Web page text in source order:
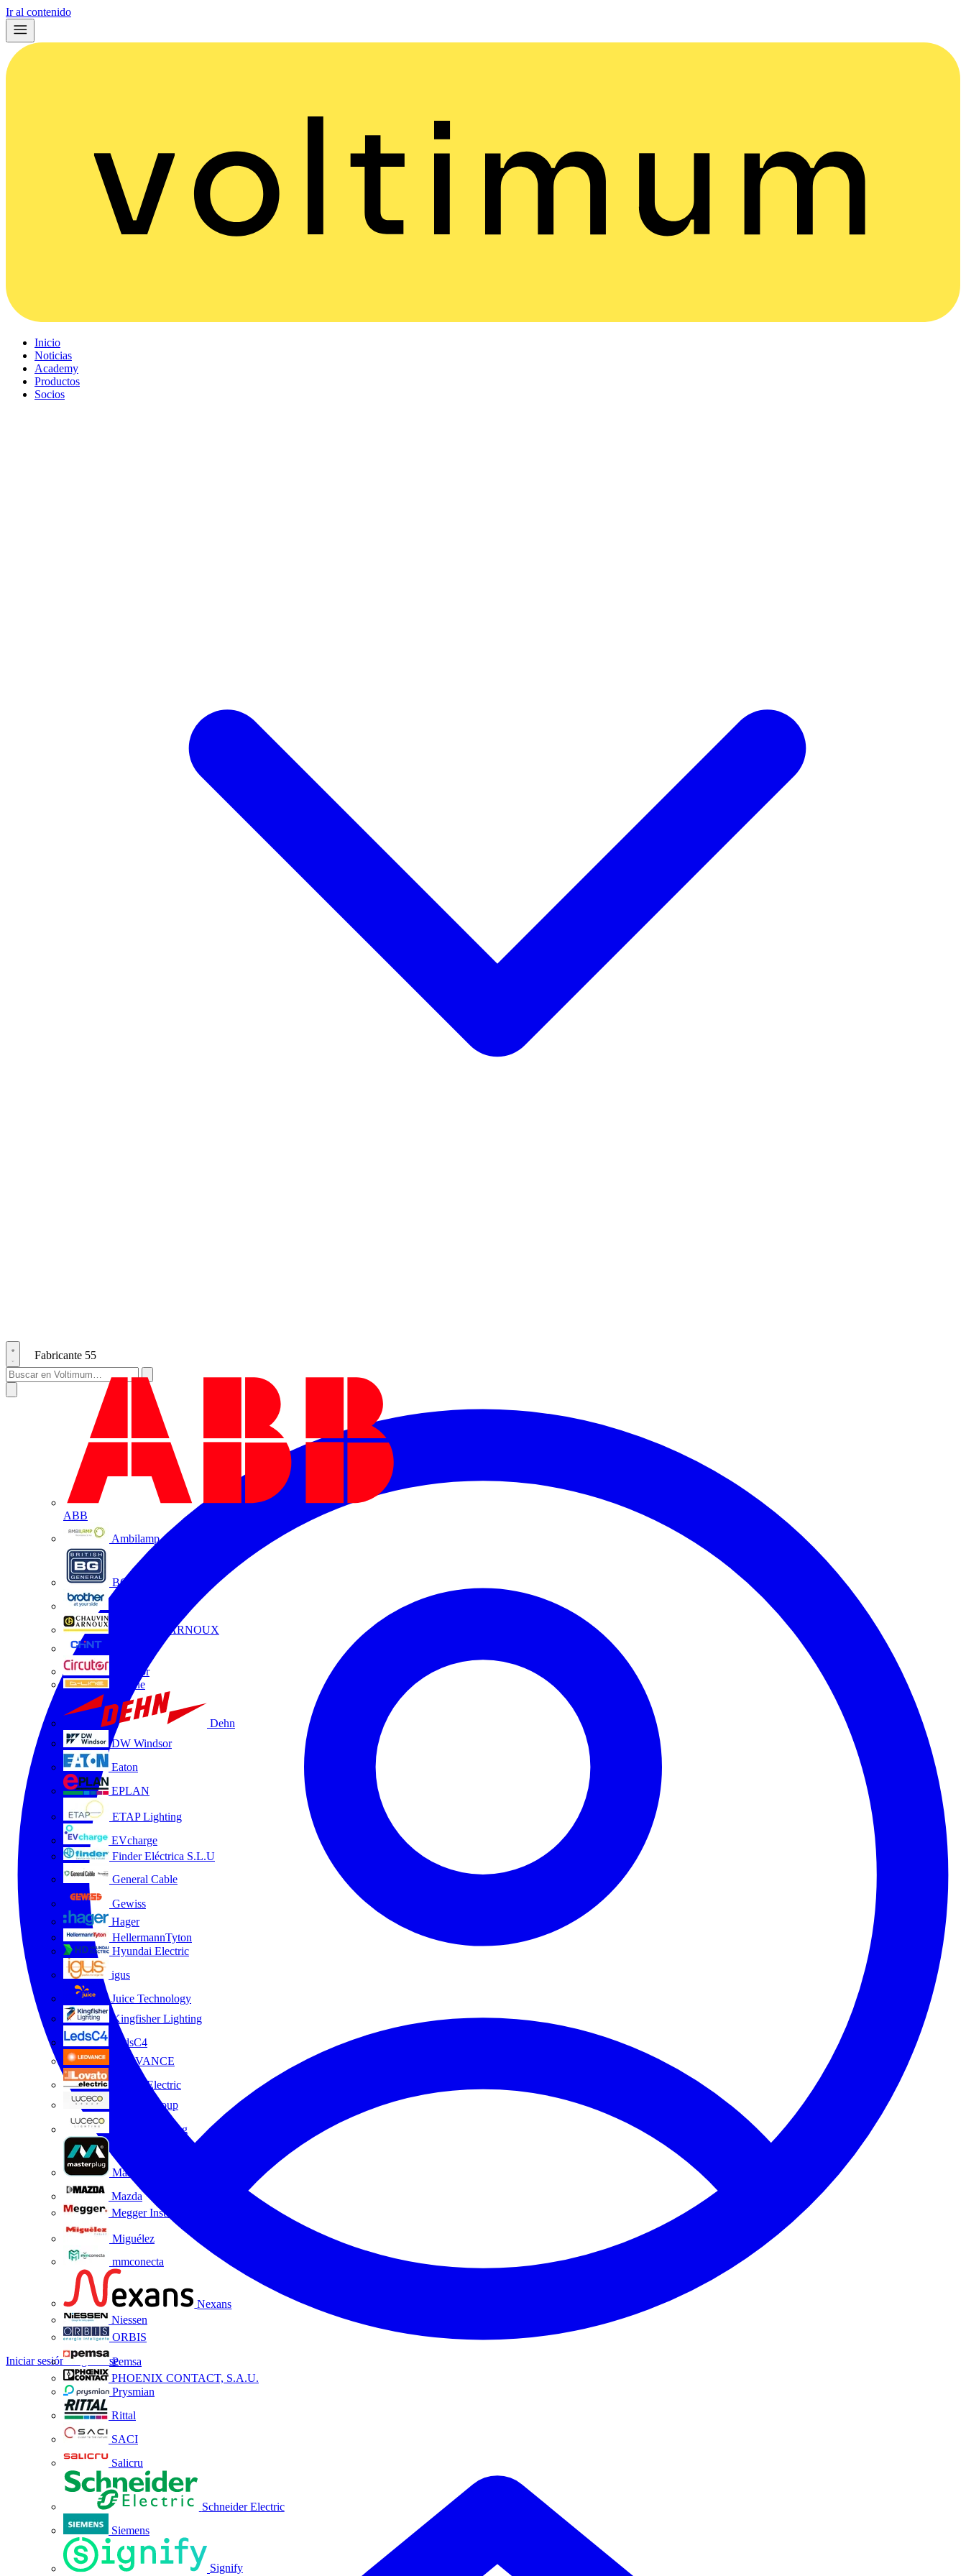
Ir al contenido
Inicio
Noticias
Academy
Productos
Socios
Fabricante 55
ABB
Ambilamp
BG Electrical
CHAUVIN ARNOUX
Circutor
D-Line
Dehn
DW Windsor
Eaton
EPLAN
ETAP Lighting
EVcharge
Finder Eléctrica S.L.U
General Cable
Gewiss
Hager
HellermannTyton
Hyundai Electric
igus
Juice Technology
Kingfisher Lighting
LedsC4
LEDVANCE
Lovato Electric
Luceco Group
Luceco Lighting
Masterplug
Mazda
Megger Instruments S.L.
Miguélez
mmconecta
Nexans
Niessen
ORBIS
Pemsa
PHOENIX CONTACT, S.A.U.
Prysmian
Rittal
SACI
Salicru
Schneider Electric
Siemens
Signify
Iniciar sesiónRegistrarse